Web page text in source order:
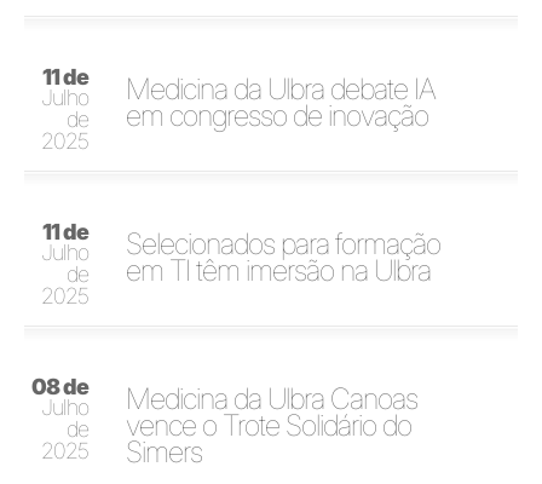
11 de
Julho
de
2025
Medicina da Ulbra debate IA
em congresso de inovação
11 de
Julho
de
2025
Selecionados para formação
em TI têm imersão na Ulbra
08 de
Julho
de
2025
Medicina da Ulbra Canoas
vence o Trote Solidário do
Simers